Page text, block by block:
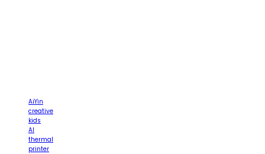
AiYin
creative
kids
AI
thermal
printer